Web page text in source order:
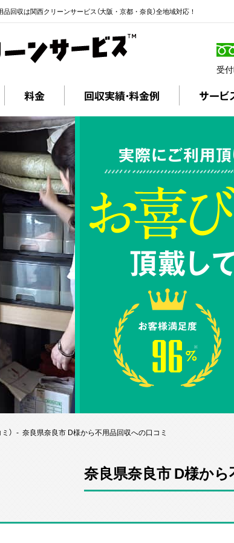
品回収は関西クリーンサービス（大阪・京都・奈良）全地域対応！
受
料金 回収実績・料金例 サービ
実際にご利用
頂戴し
） 奈良県奈良市 D様から不用品回収への口コミ
奈良県奈良市 D様か